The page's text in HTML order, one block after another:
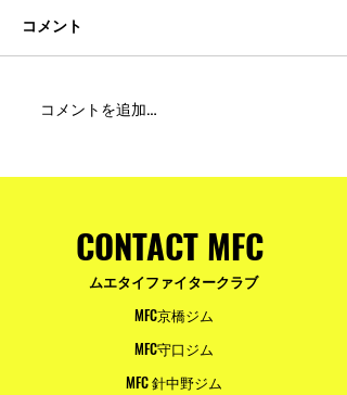
MFC DREAM FIGHT 24にご
皆様へ
コメント
コメントを追加…
CONTACT MFC
ムエタイファイタークラブ
MFC京橋ジム
MFC守口ジム
MFC 針中野ジム